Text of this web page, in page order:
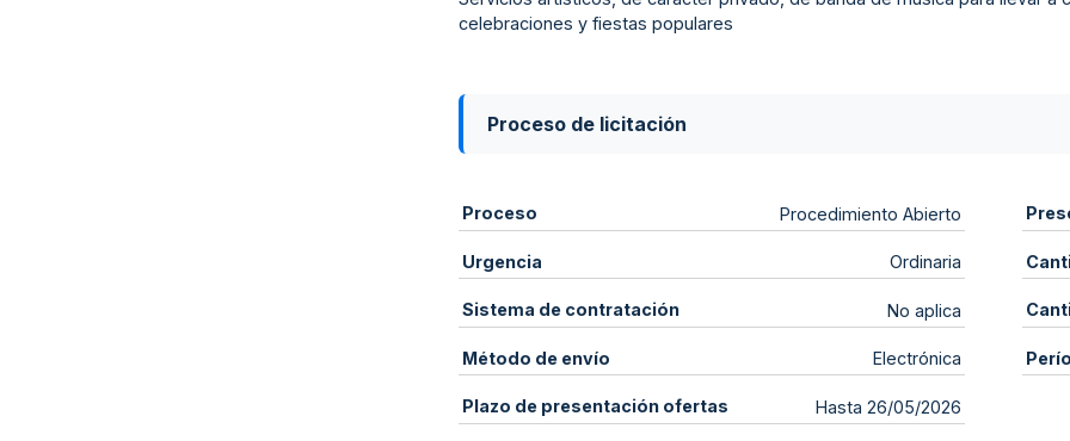
celebraciones y fiestas populares
Proceso de licitación
Proceso Procedimiento Abierto
Urgencia Ordinaria
Sistema de contratación No aplica
Método de envío Electrónica
Plazo de presentación ofertas Hasta 26/05/2026